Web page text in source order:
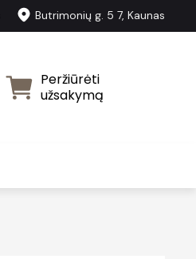
Butrimonių g. 5 7, Kaunas
Peržiūrėti
užsakymą